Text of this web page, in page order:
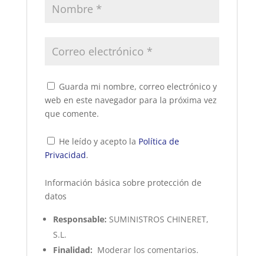
Guarda mi nombre, correo electrónico y
web en este navegador para la próxima vez
que comente.
He leído y acepto la Política de
Privacidad.
Información básica sobre protección de
datos
Responsable: SUMINISTROS CHINERET,
S.L.
Finalidad: Moderar los comentarios.